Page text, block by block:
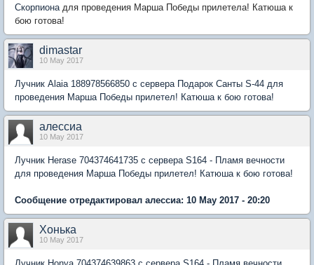
Скорпиона для проведения Марша Победы прилетела! Катюша к
бою готова!
dimastar
10 May 2017
Лучник Alaia 188978566850 с сервера Подарок Санты S-44 для
проведения Марша Победы прилетел! Катюша к бою готова!
алессиа
10 May 2017
Лучник Herase 704374641735 с сервера S164 - Пламя вечности
для проведения Марша Победы прилетел! Катюша к бою готова!
Сообщение отредактировал алессиа: 10 May 2017 - 20:20
Хонька
10 May 2017